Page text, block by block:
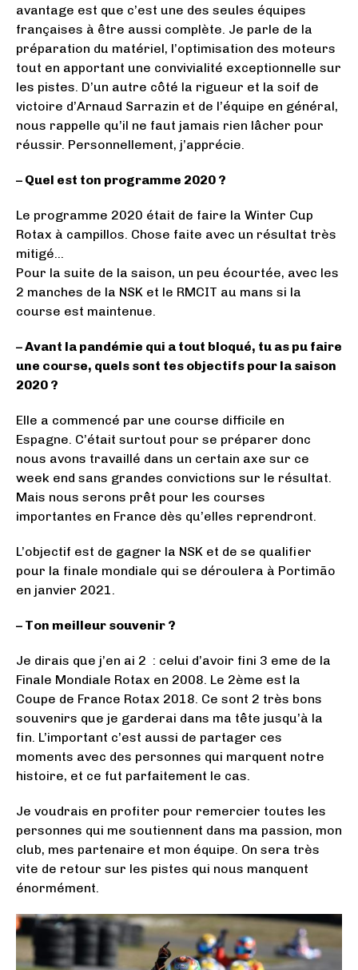
avantage est que c’est une des seules équipes
françaises à être aussi complète. Je parle de la
préparation du matériel, l’optimisation des moteurs
tout en apportant une convivialité exceptionnelle sur
les pistes. D’un autre côté la rigueur et la soif de
victoire d’Arnaud Sarrazin et de l’équipe en général,
nous rappelle qu’il ne faut jamais rien lâcher pour
réussir. Personnellement, j’apprécie.
– Quel est ton programme 2020 ?
Le programme 2020 était de faire la Winter Cup
Rotax à campillos. Chose faite avec un résultat très
mitigé…
Pour la suite de la saison, un peu écourtée, avec les
2 manches de la NSK et le RMCIT au mans si la
course est maintenue.
– Avant la pandémie qui a tout bloqué, tu as pu faire
une course, quels sont tes objectifs pour la saison
2020 ?
Elle a commencé par une course difficile en
Espagne. C’était surtout pour se préparer donc
nous avons travaillé dans un certain axe sur ce
week end sans grandes convictions sur le résultat.
Mais nous serons prêt pour les courses
importantes en France dès qu’elles reprendront.
L’objectif est de gagner la NSK et de se qualifier
pour la finale mondiale qui se déroulera à Portimão
en janvier 2021.
– Ton meilleur souvenir ?
Je dirais que j’en ai 2 : celui d’avoir fini 3 eme de la
Finale Mondiale Rotax en 2008. Le 2ème est la
Coupe de France Rotax 2018. Ce sont 2 très bons
souvenirs que je garderai dans ma tête jusqu’à la
fin. L’important c’est aussi de partager ces
moments avec des personnes qui marquent notre
histoire, et ce fut parfaitement le cas.
Je voudrais en profiter pour remercier toutes les
personnes qui me soutiennent dans ma passion, mon
club, mes partenaire et mon équipe. On sera très
vite de retour sur les pistes qui nous manquent
énormément.